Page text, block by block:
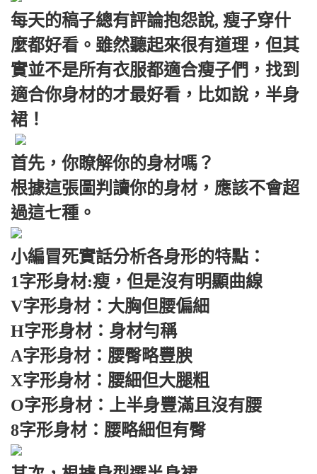
每天的稿子總有評論抱怨說, 瘦子穿什
麼都好看。雖然聽起來很有道理，但其
實並不是所有衣服都適合瘦子們，找到
適合你身材的才最好看，比如說，半身
裙！
首先，你瞭解你的身材嗎？
根據這張圖判讀你的身材，應該不會超
過這七種。
小編冒死實話分析各身形的特點：
1字形身材:瘦，但是沒有明顯曲線
V字形身材：大胸但腰偏細
H字形身材：身材勻稱
A字形身材：腰臀略豐腴
X字形身材：腰細但大腿粗
O字形身材：上半身豐滿且沒有腰
8字形身材：腰略細但有臀